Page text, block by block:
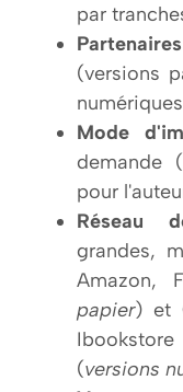
par
(versions
Mode
demande
pour
Réseau
grandes,
Amazon,
papier) et
(versions